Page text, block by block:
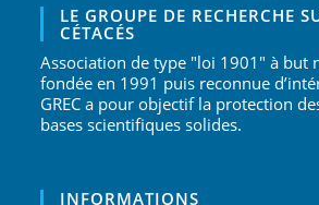
LE GROUPE DE RECHERCHE
CÉTACÉS
Association de type "loi 1901" à but
fondée en 1991 puis reconnue
GREC a pour objectif la protection
bases scientifiques solides.
INFORMATIONS